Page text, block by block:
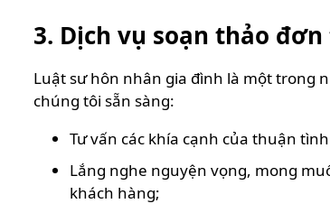
3. Dịch vụ soạn thảo
Luật sư hôn nhân gia đình là một trong
chúng tôi sẵn sàng:
Tư vấn các khía cạnh của thuận
Lắng nghe nguyện vọng, mong
khách hàng;